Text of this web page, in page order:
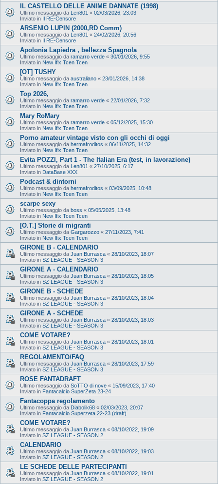
IL CASTELLO DELLE ANIME DANNATE (1998)
Ultimo messaggio da Len801 « 02/03/2026, 23:03
Inviato in Il RE-Censore
ARSENIO LUPIN (2000,RD Comm)
Ultimo messaggio da Len801 « 24/02/2026, 20:56
Inviato in Il RE-Censore
Apolonia Lapiedra , bellezza Spagnola
Ultimo messaggio da ramarro verde « 30/01/2026, 9:55
Inviato in New Ifix Tcen Tcen
[OT] TUSHY
Ultimo messaggio da australiano « 23/01/2026, 14:38
Inviato in New Ifix Tcen Tcen
Top 2026,
Ultimo messaggio da ramarro verde « 22/01/2026, 7:32
Inviato in New Ifix Tcen Tcen
Mary RoMary
Ultimo messaggio da ramarro verde « 05/12/2025, 15:30
Inviato in New Ifix Tcen Tcen
Porno amateur vintage visto con gli occhi di oggi
Ultimo messaggio da hermafroditos « 06/11/2025, 14:32
Inviato in New Ifix Tcen Tcen
Evita POZZI, Part 1 - The Italian Era (test, in lavorazione)
Ultimo messaggio da Len801 « 27/10/2025, 6:17
Inviato in DataBase XXX
Podcast & dintorni
Ultimo messaggio da hermafroditos « 03/09/2025, 10:48
Inviato in New Ifix Tcen Tcen
scarpe sexy
Ultimo messaggio da boss « 05/05/2025, 13:48
Inviato in New Ifix Tcen Tcen
[O.T.] Storie di migranti
Ultimo messaggio da Gargarozzo « 27/11/2023, 7:41
Inviato in New Ifix Tcen Tcen
GIRONE B - CALENDARIO
Ultimo messaggio da Juan Burrasca « 28/10/2023, 18:07
Inviato in SZ LEAGUE - SEASON 3
GIRONE A - CALENDARIO
Ultimo messaggio da Juan Burrasca « 28/10/2023, 18:05
Inviato in SZ LEAGUE - SEASON 3
GIRONE B - SCHEDE
Ultimo messaggio da Juan Burrasca « 28/10/2023, 18:04
Inviato in SZ LEAGUE - SEASON 3
GIRONE A - SCHEDE
Ultimo messaggio da Juan Burrasca « 28/10/2023, 18:03
Inviato in SZ LEAGUE - SEASON 3
COME VOTARE?
Ultimo messaggio da Juan Burrasca « 28/10/2023, 18:01
Inviato in SZ LEAGUE - SEASON 3
REGOLAMENTO/FAQ
Ultimo messaggio da Juan Burrasca « 28/10/2023, 17:59
Inviato in SZ LEAGUE - SEASON 3
ROSE FANTADRAFT
Ultimo messaggio da SoTTO di nove « 15/09/2023, 17:40
Inviato in Fantacalcio SuperZeta 23-24
Fantacoppa regolamento
Ultimo messaggio da Diabolik68 « 02/03/2023, 20:07
Inviato in Fantacalcio Superzeta 22-23 (draft)
COME VOTARE?
Ultimo messaggio da Juan Burrasca « 08/10/2022, 19:09
Inviato in SZ LEAGUE - SEASON 2
CALENDARIO
Ultimo messaggio da Juan Burrasca « 08/10/2022, 19:03
Inviato in SZ LEAGUE - SEASON 2
LE SCHEDE DELLE PARTECIPANTI
Ultimo messaggio da Juan Burrasca « 08/10/2022, 19:01
Inviato in SZ LEAGUE - SEASON 2